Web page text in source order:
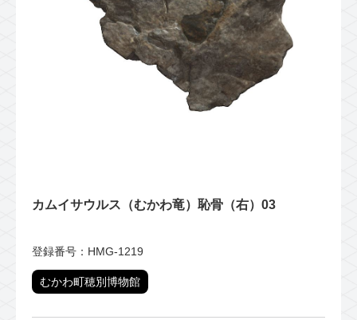
カムイサウルス（むかわ竜）恥骨（右）03
登録番号：HMG-1219
むかわ町穂別博物館